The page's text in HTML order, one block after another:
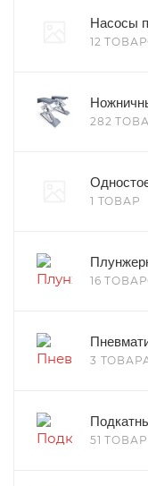
Насосы
12
282
1 ТОВАР
16
3
51 ТОВАР